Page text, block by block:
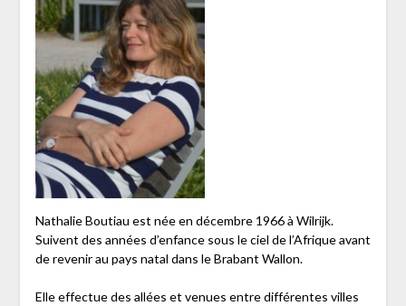
Nathalie Boutiau est née en décembre 1966 à Wilrijk.
Suivent des années d’enfance sous le ciel de l’Afrique avant
de revenir au pays natal dans le Brabant Wallon.
Elle effectue des allées et venues entre différentes villes